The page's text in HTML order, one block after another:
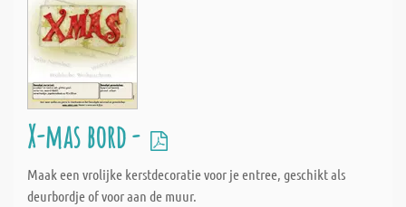
X-mas bord -
Maak een vrolijke kerstdecoratie voor je entree, geschikt als
deurbordje of voor aan de muur.